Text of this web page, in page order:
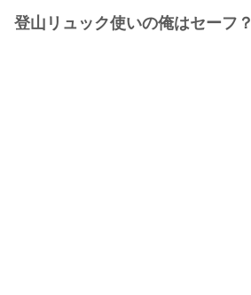
登山リュック使いの俺はセーフ？